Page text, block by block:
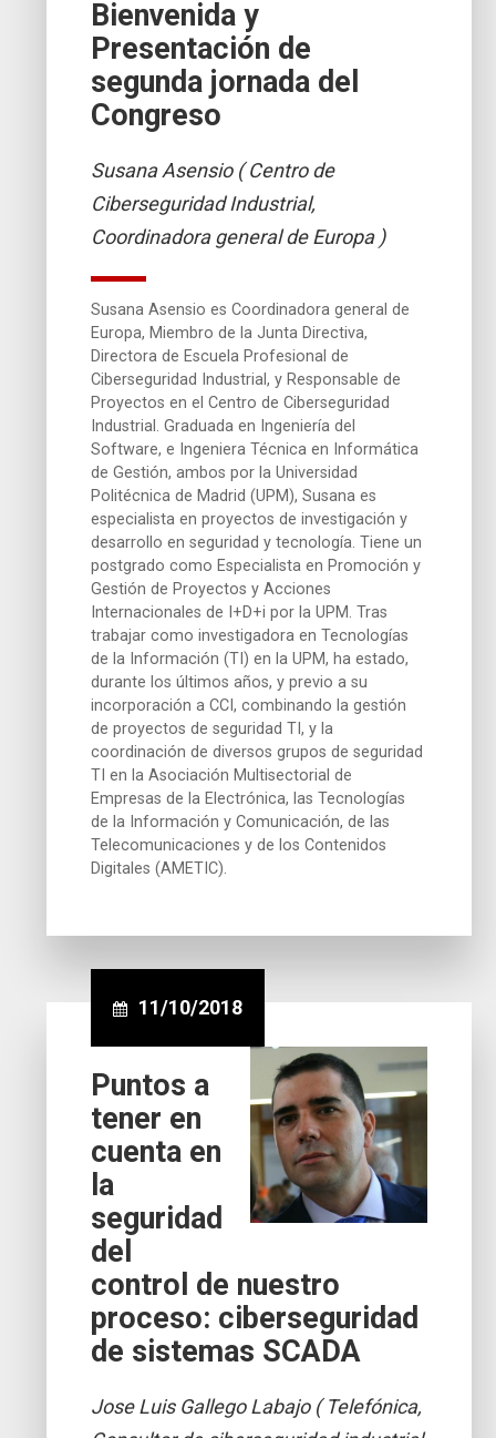
Bienvenida y
Presentación de
segunda jornada del
Congreso
Susana Asensio ( Centro de
Ciberseguridad Industrial,
Coordinadora general de Europa )
Susana Asensio es Coordinadora general de
Europa, Miembro de la Junta Directiva,
Directora de Escuela Profesional de
Ciberseguridad Industrial, y Responsable de
Proyectos en el Centro de Ciberseguridad
Industrial. Graduada en Ingeniería del
Software, e Ingeniera Técnica en Informática
de Gestión, ambos por la Universidad
Politécnica de Madrid (UPM), Susana es
especialista en proyectos de investigación y
desarrollo en seguridad y tecnología. Tiene un
postgrado como Especialista en Promoción y
Gestión de Proyectos y Acciones
Internacionales de I+D+i por la UPM. Tras
trabajar como investigadora en Tecnologías
de la Información (TI) en la UPM, ha estado,
durante los últimos años, y previo a su
incorporación a CCI, combinando la gestión
de proyectos de seguridad TI, y la
coordinación de diversos grupos de seguridad
TI en la Asociación Multisectorial de
Empresas de la Electrónica, las Tecnologías
de la Información y Comunicación, de las
Telecomunicaciones y de los Contenidos
Digitales (AMETIC).
11/10/2018
Puntos a
tener en
cuenta en
la
seguridad
del
control de nuestro
proceso: ciberseguridad
de sistemas SCADA
Jose Luis Gallego Labajo ( Telefónica,